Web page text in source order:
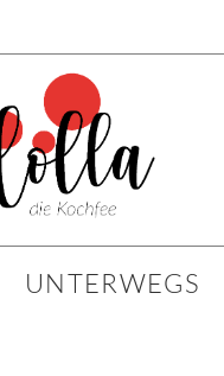
UNTERWEGS